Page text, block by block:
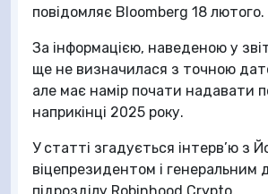
повідомляє Bloomberg 18 лютого.
За інформацією, наведеною у
ще не визначилася з точною
але має намір почати надавати
наприкінці 2025 року.
У статті згадується інтерв’ю з
віцепрезидентом і генеральним